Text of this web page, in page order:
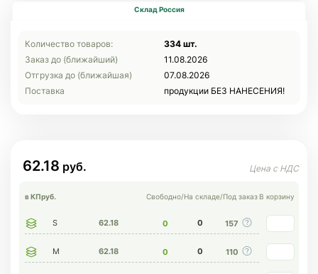
Склад Россия
Количество товаров:
334 шт.
Заказ до (ближайший)
11.08.2026
Отгрузка до (ближайшая)
07.08.2026
Поставка
продукции БЕЗ НАНЕСЕНИЯ!
62.18
в КПруб. Свободно/На складе/Под заказ В корзину
S 62.18 0 0 157
M 62.18 0 0 110